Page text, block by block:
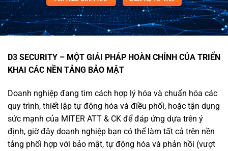
D3 SECURITY – MỘT GIẢI PHÁP HOÀN CHỈNH CỦA TRIỂN
KHAI CÁC NỀN TẢNG BẢO MẬT
Doanh nghiệp đang tìm cách hợp lý hóa và chuẩn hóa các
quy trình, thiết lập tự động hóa và điều phối, hoặc tận dụng
sức mạnh của MITER ATT & CK để đáp ứng dựa trên ý
định, giờ đây doanh nghiệp bạn có thể làm tất cả trên nền
tảng phối hợp với bảo mật, tự động hóa và phản hồi (vượt